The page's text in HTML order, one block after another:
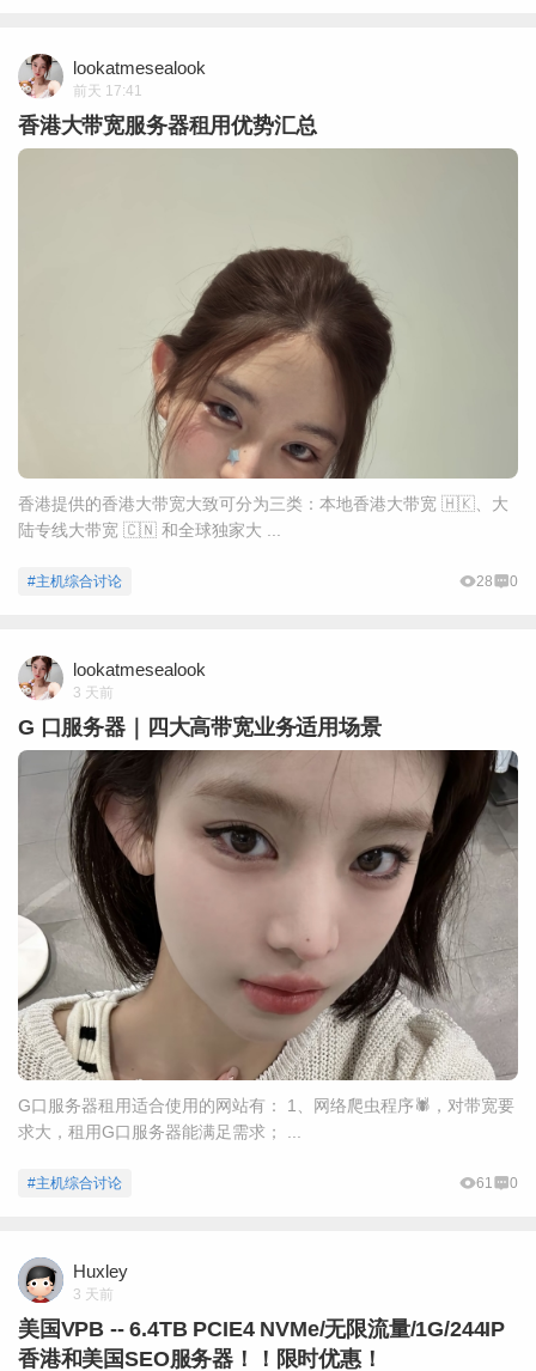
lookatmesealook
前天 17:41
香港大带宽服务器租用优势汇总
香港提供的香港大带宽大致可分为三类：本地香港大带宽 🇭🇰、大
陆专线大带宽 🇨🇳 和全球独家大 ...
#主机综合讨论 28 0
lookatmesealook
3 天前
G 口服务器｜四大高带宽业务适用场景
G口服务器租用适合使用的网站有： 1、网络爬虫程序🕷，对带宽要
求大，租用G口服务器能满足需求； ...
#主机综合讨论 61 0
Huxley
3 天前
美国VPB -- 6.4TB PCIE4 NVMe/无限流量/1G/244IP
香港和美国SEO服务器！！限时优惠！